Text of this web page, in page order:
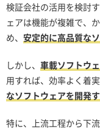
検証会社の活用を検討
ェアは機能が複雑で、
め、 安定的に高品質な
しかし、 車載ソフトウ
用すれば、効率よく着
なソフトウェアを開発
特に、上流工程から下